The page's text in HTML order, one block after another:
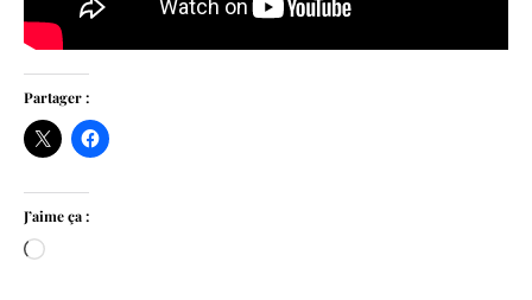
Partager :
J’aime ça :
Chargement…